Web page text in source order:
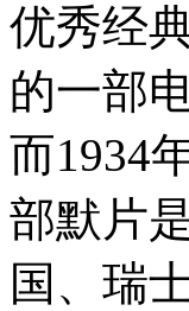
优秀经
的一部
而1934
部默片
国、瑞